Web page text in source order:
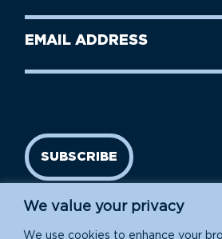
We value your privacy
We use cookies to enhance your
Name
Email
SUBSCRIBE